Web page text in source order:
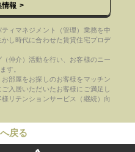
報
ィマネジメント（管理）業務を中
し時代に合わせた賃貸住宅プロデ
仲介）活動を行い、お客様のニー
す。
部屋をお探しのお客様をマッチン
入居いただいたお客様にご満足し
リテンションサービス（継続）向
戻る